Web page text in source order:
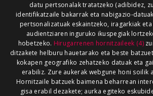
datu pertsonalak tratatzeko (adibidez,
identifikatzaile bakarrak eta nabigazio-
pertsonalizatuak eskaintzeko, iragarkiak
audientziaren inguruko ikuspegiak
hobetzeko. Hirugarrenen hornitzaileek (4)
ditzakete helburu hauetarako eta beste
kokapen geografiko zehatzeko datuak eta
erabiliz. Zure aukerak webgune honi soilik
Hornitzaile batzuek baimena beharrean
gisa erabil dezakete; aurka egiteko